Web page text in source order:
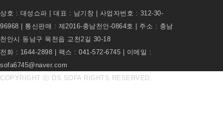
상호 : 대성쇼파 | 대표 : 남기창 | 사업자번호 : 312-30-
96968 | 통신판매 : 제2016-충남천안-0864호 | 주소 : 충남
천안시 동남구 목천읍 교천2길 30-18
전화 : 1644-2898 | 팩스 : 041-572-6745 | 이메일 :
sofa6745@naver.com
COPYRIGHT ⓒ DS SOFA RIGHTS RESERVED.